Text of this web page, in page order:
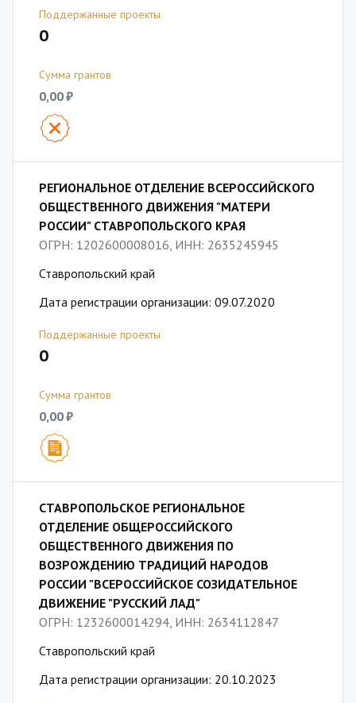
Поддержанные проекты
0
Сумма грантов
0,00 ₽
РЕГИОНАЛЬНОЕ ОТДЕЛЕНИЕ ВСЕРОССИЙСКОГО
ОБЩЕСТВЕННОГО ДВИЖЕНИЯ "МАТЕРИ
РОССИИ" СТАВРОПОЛЬСКОГО КРАЯ
ОГРН: 1202600008016, ИНН: 2635245945
Ставропольский край
Дата регистрации организации: 09.07.2020
Поддержанные проекты
0
Сумма грантов
0,00 ₽
СТАВРОПОЛЬСКОЕ РЕГИОНАЛЬНОЕ
ОТДЕЛЕНИЕ ОБЩЕРОССИЙСКОГО
ОБЩЕСТВЕННОГО ДВИЖЕНИЯ ПО
ВОЗРОЖДЕНИЮ ТРАДИЦИЙ НАРОДОВ
РОССИИ "ВСЕРОССИЙСКОЕ СОЗИДАТЕЛЬНОЕ
ДВИЖЕНИЕ "РУССКИЙ ЛАД"
ОГРН: 1232600014294, ИНН: 2634112847
Ставропольский край
Дата регистрации организации: 20.10.2023